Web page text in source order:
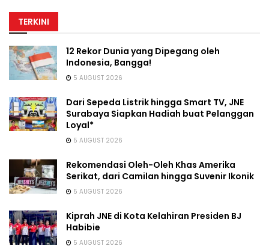
TERKINI
12 Rekor Dunia yang Dipegang oleh
Indonesia, Bangga!
5 AUGUST 2026
Dari Sepeda Listrik hingga Smart TV, JNE
Surabaya Siapkan Hadiah buat Pelanggan
Loyal*
5 AUGUST 2026
Rekomendasi Oleh-Oleh Khas Amerika
Serikat, dari Camilan hingga Suvenir Ikonik
5 AUGUST 2026
Kiprah JNE di Kota Kelahiran Presiden BJ
Habibie
5 AUGUST 2026